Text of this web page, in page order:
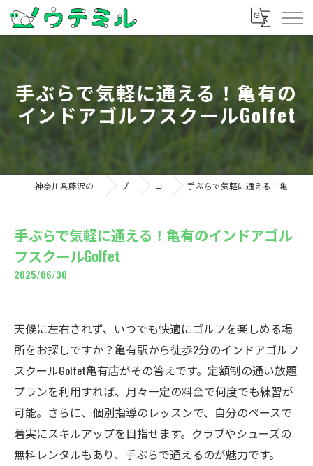
手ぶらで気軽に通える！亀有の
インドアゴルフスクールGolfet
ブログ コラム 手ぶらで気軽に通える！亀有のインドアゴルフスクールGolfet
手ぶらで気軽に通える！亀有のインドアゴル
フスクールGolfet
2025/06/30
天候に左右されず、いつでも快適にゴルフを楽しめる場
所をお探しですか？亀有駅から徒歩2分のインドアゴルフ
スクールGolfet亀有店がその答えです。定額制の通い放題
プランを利用すれば、月々一定の料金で何度でも練習が
可能。さらに、個別指導のレッスンで、自分のペースで
着実にスキルアップを目指せます。クラブやシューズの
無料レンタルもあり、手ぶらで通えるのが魅力です。